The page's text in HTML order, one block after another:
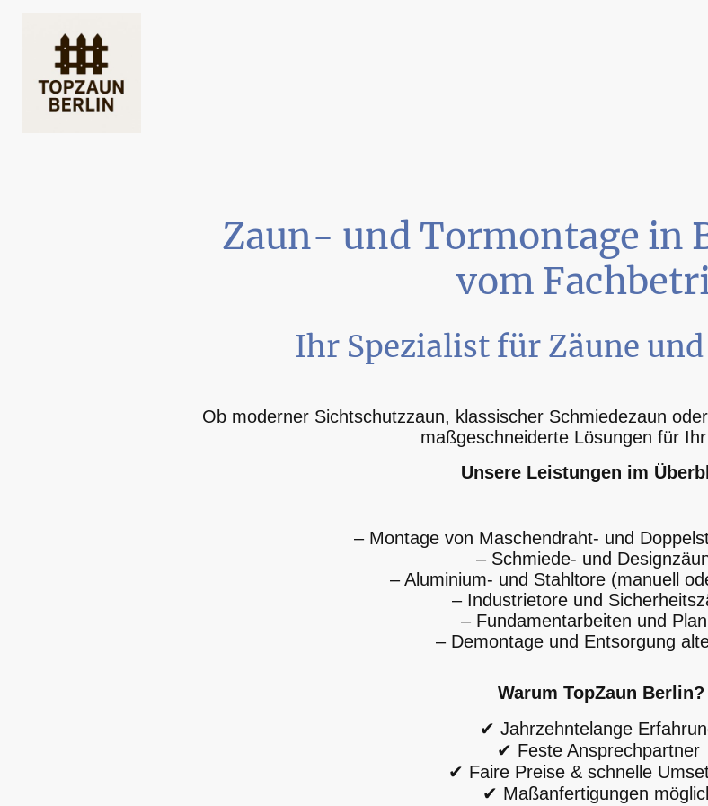
Zaun- und Tormontage in
vom
Ihr Spezialist für Zäune
Ob moderner Sichtschutzzaun, klassischer Schmiedezaun
maßgeschneiderte Lösungen für Ihr
Unsere Leistungen im
– Montage von Maschendraht- und
– Schmiede- und
– Aluminium- und Stahltore (manuell
– Industrietore und
– Fundamentarbeiten und
– Demontage und Entsorgung
Warum TopZaun Berlin?
✔ Jahrzehntelange
✔ Feste Ansprechpartner
✔ Faire Preise & schnelle
✔ Maßanfertigungen